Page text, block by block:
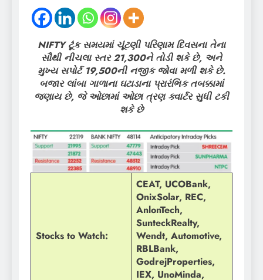
NIFTY ટૂંક સમયમાં ચૂંટણી પરિણામ દિવસના તેના
સૌથી નીચલા સ્તર 21,300ને તોડી શકે છે, અને
મુખ્ય સપોર્ટ 19,500ની નજીક જોવા મળી શકે છે.
બજાર લાંબા ગાળાના ઘટાડાના પ્રારંભિક તબક્કામાં
જણાય છે, જે ઓછામાં ઓછા ત્રણ ક્વાર્ટર સુધી ટકી
શકે છે
Stocks to Watch:
CEAT, UCOBank,
OnixSolar, REC,
AnlonTech,
SunteckRealty,
Wendt, Automotive,
RBLBank,
GodrejProperties,
IEX, UnoMinda,